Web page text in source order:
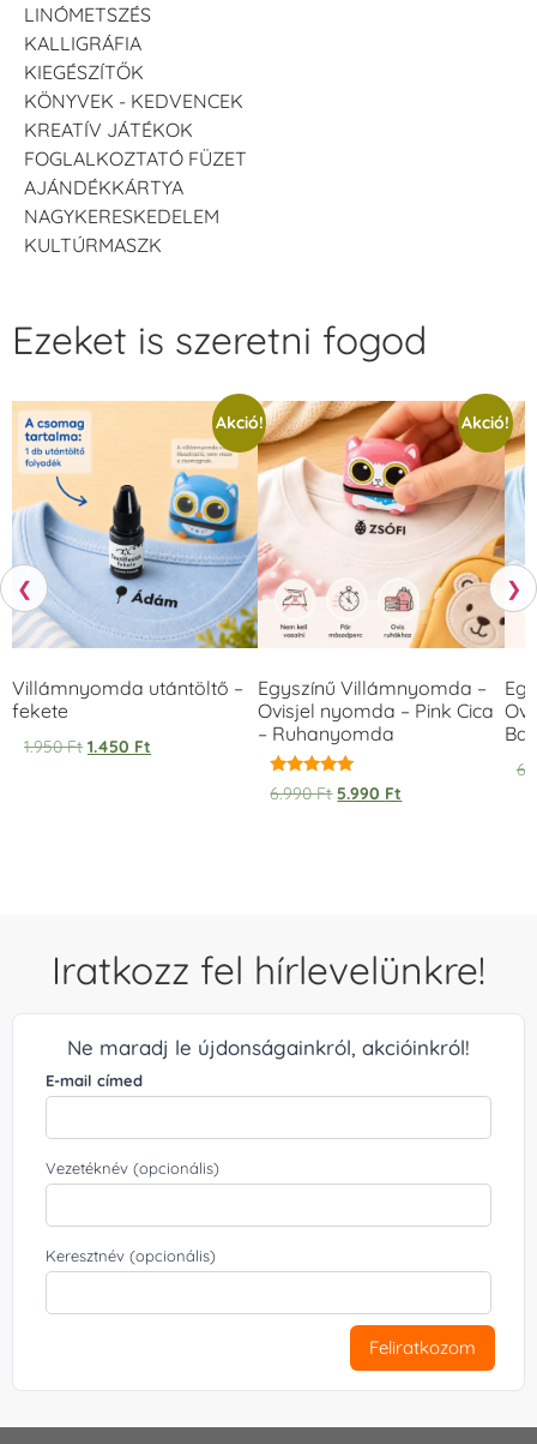
LINÓMETSZÉS
KALLIGRÁFIA
KIEGÉSZÍTŐK
KÖNYVEK - KEDVENCEK
KREATÍV JÁTÉKOK
FOGLALKOZTATÓ FÜZET
AJÁNDÉKKÁRTYA
NAGYKERESKEDELEM
KULTÚRMASZK
❮
Ezeket is szeretni fogod
Akció!
Villámnyomda utántöltő –
fekete
1.950Ft 1.450 Ft
Akció!
Egyszínű Villámnyomda –
Ovisjel nyomda – Pink Cica
– Ruhanyomda
Értékelés:
5.00
6.990Ft 5.990 Ft
❯
Iratkozz fel hírlevelünkre!
Ne maradj le újdonságainkról, akcióinkról!
E-mail címed
Vezetéknév (opcionális)
Keresztnév (opcionális)
Feliratkozom